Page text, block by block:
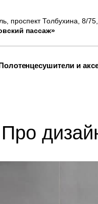
проспект Толбухина, 8/
пассаж»
и
Про